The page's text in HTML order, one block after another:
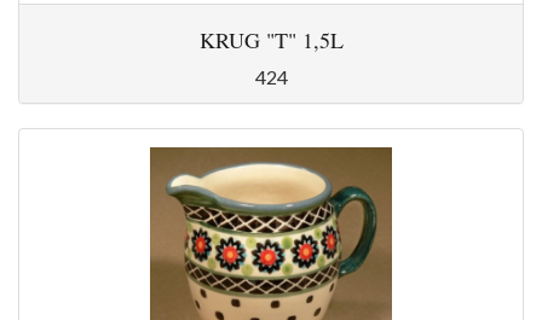
KRUG "T" 1,5L
424